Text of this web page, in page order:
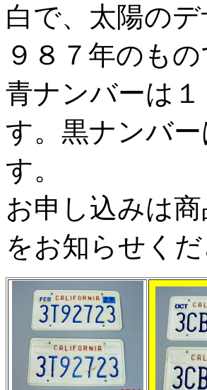
白で、太陽の
９８７年のもの
青ナンバーは
す。黒ナンバ
す。
お申し込みは
をお知らせくだ